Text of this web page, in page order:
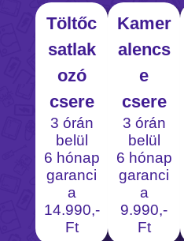
Töltőc
satlak
ozó
csere
3 órán
belül
6 hónap
garanci
a
14.990,-
Ft
Kamer
alencs
e
csere
3 órán
belül
6 hónap
garanci
a
9.990,-
Ft